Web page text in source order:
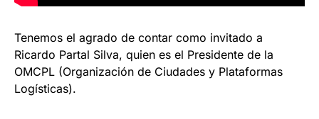
Tenemos el agrado de contar como invitado a
Ricardo Partal Silva, quien es el Presidente de la
OMCPL (Organización de Ciudades y Plataformas
Logísticas).